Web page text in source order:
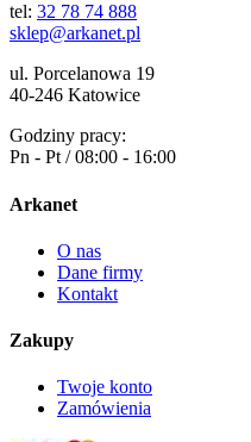
tel: 32 78 74 888
sklep@arkanet.pl
ul. Porcelanowa 19
40-246 Katowice
Godziny pracy:
Pn - Pt / 08:00 - 16:00
Arkanet
O nas
Dane firmy
Kontakt
Zakupy
Twoje konto
Zamówienia